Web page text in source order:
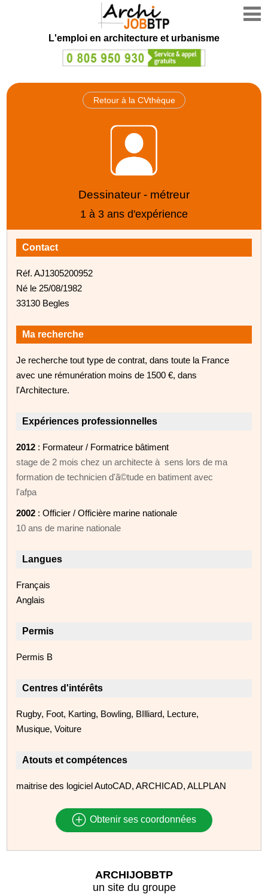
L'emploi en architecture et urbanisme
Retour à la CVthèque
Dessinateur - métreur
1 à 3 ans d'expérience
Contact
Réf. AJ1305200952
Né le 25/08/1982
33130 Begles
Ma recherche
Je recherche tout type de contrat, dans toute la France
avec une rémunération moins de 1500 €, dans
l'Architecture.
Expériences professionnelles
2012 : Formateur / Formatrice bâtiment
stage de 2 mois chez un architecte à sens lors de ma
formation de technicien d'ã©tude en batiment avec
l'afpa
2002 : Officier / Officière marine nationale
10 ans de marine nationale
Langues
Français
Anglais
Permis
Permis B
Centres d'intérêts
Rugby, Foot, Karting, Bowling, BIlliard, Lecture,
Musique, Voiture
Atouts et compétences
maitrise des logiciel AutoCAD, ARCHICAD, ALLPLAN
Obtenir ses coordonnées
ARCHIJOBBTP
un site du groupe